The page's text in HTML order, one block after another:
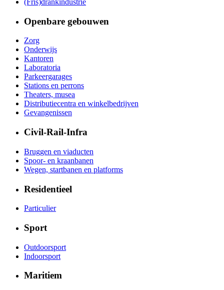
(Fris)drankindustrie
Openbare gebouwen
Zorg
Onderwijs
Kantoren
Laboratoria
Parkeergarages
Stations en perrons
Theaters, musea
Distributiecentra en winkelbedrijven
Gevangenissen
Civil-Rail-Infra
Bruggen en viaducten
Spoor- en kraanbanen
Wegen, startbanen en platforms
Residentieel
Particulier
Sport
Outdoorsport
Indoorsport
Maritiem